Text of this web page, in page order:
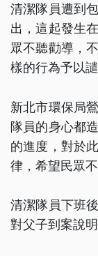
清潔隊員遭到
出，這起發生
眾不聽勸導，
樣的行為予以譴
新北市環保局
隊員的身心都
的進度，對於
律，希望民眾
清潔隊員下班
對父子到案說明